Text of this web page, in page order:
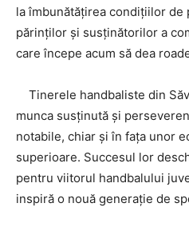
la îmbunătățirea condițiilor de
părinților și susținătorilor a
care începe acum să dea
Tinerele handbaliste din
munca susținută și
notabile, chiar și în fața unor
superioare. Succesul lor
pentru viitorul handbalului
inspiră o nouă generație de